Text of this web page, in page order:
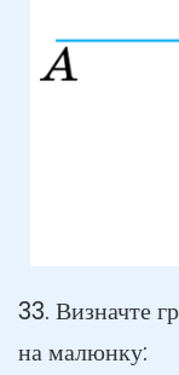
33. Визначте
на малюнку: